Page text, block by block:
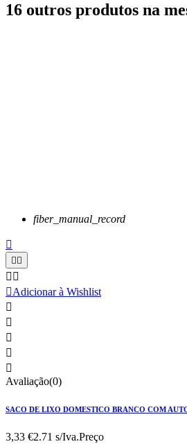
16 outros produtos na
fiber_manual_record

 
 
Adicionar à Wishlist





Avaliação(0)
SACO DE LIXO DOMESTICO BRANCO COM
3,33 €2.71 s/Iva.Preço